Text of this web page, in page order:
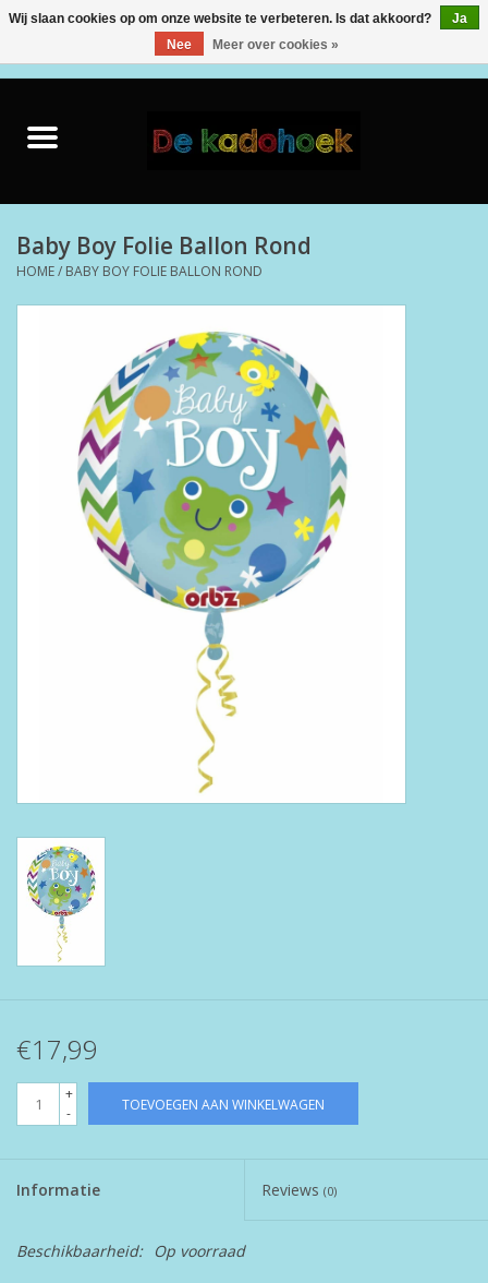
Back to School
Puzzels & Spellen
Wens & Postkaarten
Feest
Merken
Baby Boy Folie Ballon Rond
HOME/ BABY BOY FOLIE BALLON ROND
€17,99
+
-
TOEVOEGEN AAN WINKELWAGEN
Informatie Reviews (0)
Beschikbaarheid: Op voorraad
Wij slaan cookies op om onze website te verbeteren. Is dat akkoord?
Ja
Nee
Meer over cookies »